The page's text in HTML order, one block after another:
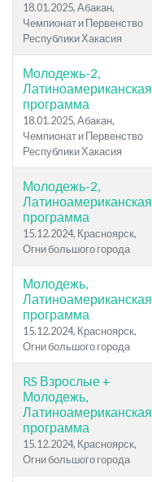
18.01.2025, Абакан,
Чемпионат и Первенство
Республики Хакасия
Молодежь-2,
Латиноамериканская
программа
18.01.2025, Абакан,
Чемпионат и Первенство
Республики Хакасия
Молодежь-2,
Латиноамериканская
программа
15.12.2024, Красноярск,
Огни большого города
Молодежь,
Латиноамериканская
программа
15.12.2024, Красноярск,
Огни большого города
RS Взрослые +
Молодежь,
Латиноамериканская
программа
15.12.2024, Красноярск,
Огни большого города